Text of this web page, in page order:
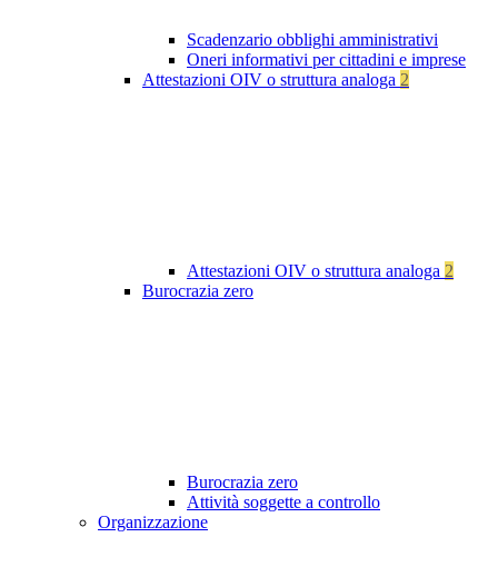
Scadenzario obblighi amministrativi
Oneri informativi per cittadini e imprese
Attestazioni OIV o struttura analoga 2
Attestazioni OIV o struttura analoga 2
Burocrazia zero
Burocrazia zero
Attività soggette a controllo
Organizzazione